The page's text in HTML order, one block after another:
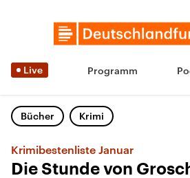
Live Programm
Bücher Krimi
Krimibestenliste Januar
Die Stunde von